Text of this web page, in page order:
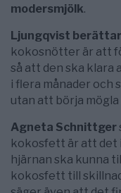
modersmjölk.
Ljungqvist
kokosnötter är att
så att den ska klara
i flera månader och
utan att börja
Agneta Schnittger
kokosfett är att det
hjärnan ska kunna
kokosfett till